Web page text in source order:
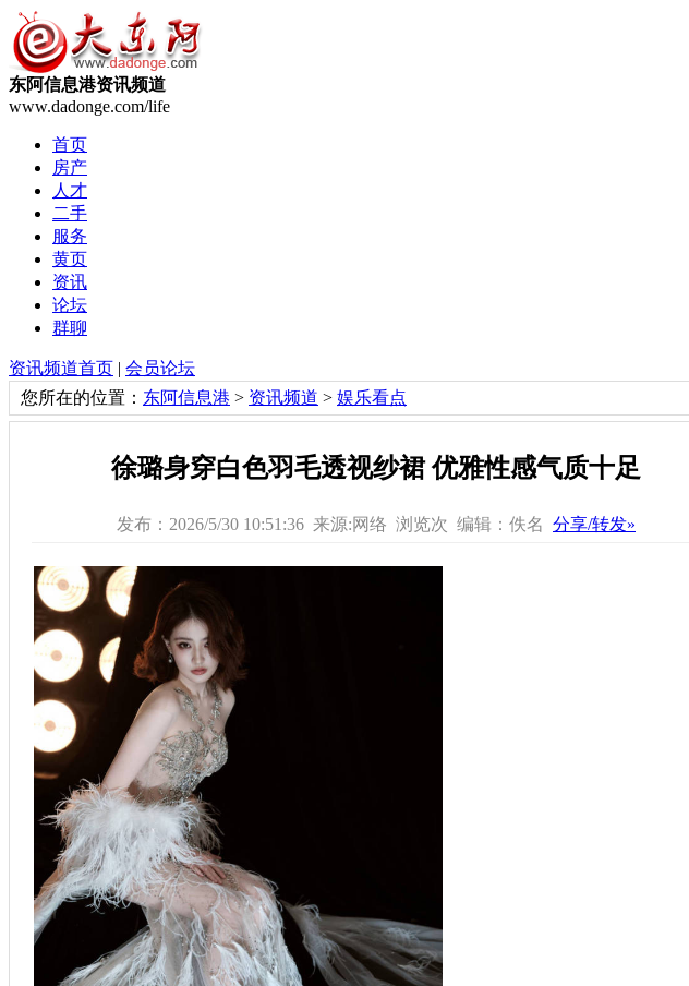
东阿信息港资讯频道
www.dadonge.com/life
首页
房产
人才
二手
服务
黄页
资讯
论坛
群聊
资讯频道首页 | 会员论坛
您所在的位置： 东阿信息港 > 资讯频道 > 娱乐看点
徐璐身穿白色羽毛透视纱裙 优雅性感气质十足
发布：2026/5/30 10:51:36 来源:网络 浏览次 编辑：佚名 分享/转发»